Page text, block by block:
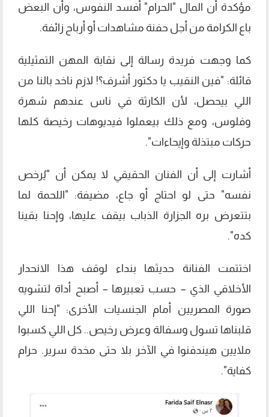
مؤكدة أن المال "الحرام" أفسد النفوس، وأن البعض
باع الكرامة من أجل حفنة مشاهدات أو أرباح زائفة.
كما وجهت فريدة رسالة إلى نقابة المهن التمثيلية
قائلة: "فين النقيب يا دكتور أشرف؟! لازم ناخد بالنا من
اللي بيحصل، لأن الكارثة في ناس عندهم شهرة
وفلوس، ومع ذلك بيعملوا فيديوهات رخيصة كلها
حركات مبتذلة وإيحاءات".
أشارت إلى أن الفنان الحقيقي لا يمكن أن "يُرخص
نفسه" حتى لو احتاج أو جاع، مضيفة: "اللحمة لما
بتتعرض بره الجزارة الذباب بيقف عليها، وإحنا بقينا
كده".
اختتمت الفنانة حديثها بنداء لوقف هذا الانحدار
الأخلاقي الذي – حسب تعبيرها – أصبح أداة لتشويه
صورة المصريين أمام الجنسيات الأخرى: "إحنا اللي
قلبناها تسول وسفالة وعرض رخيص.. كل اللي كسبوا
ملايين هيندفنوا في الآخر بلا حتى مخدة سرير. حرام
كفاية".